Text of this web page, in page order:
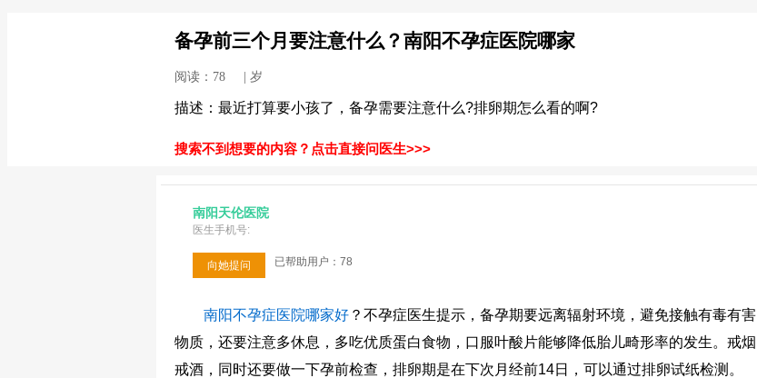
备孕前三个月要注意什么？南阳不孕症医院哪家
阅读：78 | 岁
描述：最近打算要小孩了，备孕需要注意什么?排卵期怎么看的啊?
搜索不到想要的内容？点击直接问医生>>>
南阳天伦医院
医生手机号:
向她提问 已帮助用户：78
南阳不孕症医院哪家好 ？不孕症医生提示，备孕期要远离辐射环境，避免接触有毒有害
物质，还要注意多休息，多吃优质蛋白食物，口服叶酸片能够降低胎儿畸形率的发生。戒烟
戒酒，同时还要做一下孕前检查，排卵期是在下次月经前14日，可以通过排卵试纸检测。